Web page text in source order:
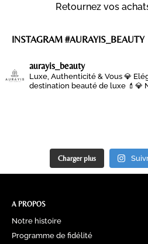
Retournez vos
INSTAGRAM #AURAYIS_BEAUTY
aurayis_beauty
Luxe, Authenticité & Vous 💎
destination beauté de luxe 💄💎
Charger plus
A PROPOS
Notre histoire
Programme de fidélité